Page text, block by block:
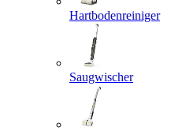
Hartbodenreiniger
Saugwischer